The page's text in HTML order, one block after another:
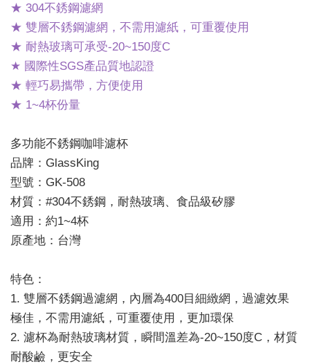
★ 304不銹鋼濾網
★ 雙層不銹鋼濾網，不需用濾紙，可重覆使用
★ 耐熱玻璃可承受-20~150度C
★ 國際性SGS產品質地認證
★ 輕巧易攜帶，方便使用
★ 1~4杯份量
多功能不銹鋼咖啡濾杯
品牌：GlassKing
型號：GK-508
材質：#304不銹鋼，耐熱玻璃、食品級矽膠
適用：約1~4杯
原產地：台灣
特色：
1. 雙層不銹鋼過濾網，內層為400目細緻網，過濾效果
極佳，不需用濾紙，可重覆使用，更加環保
2. 濾杯為耐熱玻璃材質，瞬間溫差為-20~150度C，材質
耐酸鹼，更安全